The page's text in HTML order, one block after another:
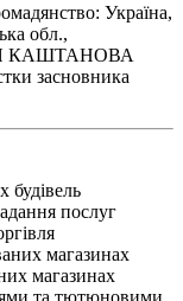
Україна,
обл.,
КАШТАНОВА
засновника
будівель
послуг
магазинах
магазинах
та тютюновими